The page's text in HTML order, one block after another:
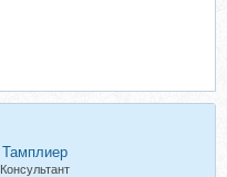
Тамплиер
Консультант